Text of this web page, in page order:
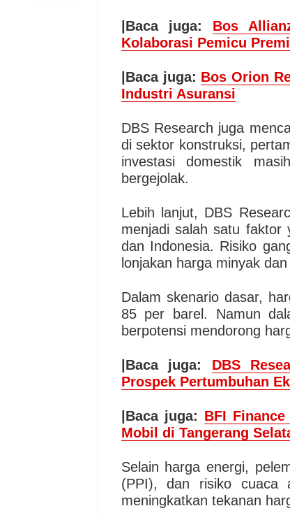
|Baca juga: Bos
Kolaborasi Pemicu
|Baca juga: Bos Orion
Industri Asuransi
DBS Research juga
di sektor konstruksi,
investasi domestik
bergejolak.
Lebih lanjut, DBS
menjadi salah satu faktor
dan Indonesia. Risiko
lonjakan harga minyak
Dalam skenario dasar,
85 per barel. Namun
berpotensi mendorong
|Baca juga: DBS
Prospek Pertumbuhan
|Baca juga: BFI
Mobil di Tangerang
Selain harga energi,
(PPI), dan risiko cuaca
meningkatkan tekanan